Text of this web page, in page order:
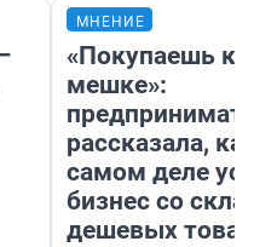
МНЕНИЕ
«Покупаешь
мешке»:
рассказала,
самом деле
бизнес со
дешевых